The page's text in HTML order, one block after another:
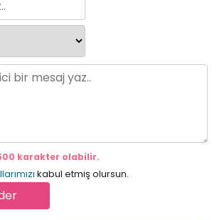
karakter olabilir.
kabul etmiş olursun.